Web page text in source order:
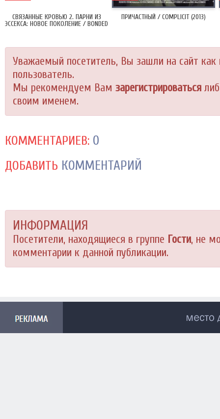
СВЯЗАННЫЕ КРОВЬЮ 2. ПАРНИ ИЗ
ЭССЕКСА: НОВОЕ ПОКОЛЕНИЕ / BONDED
ПРИЧАСТНЫЙ / COMPLICIT (2013)
Уважаемый посетитель, Вы зашли на сайт как
пользователь.
Мы рекомендуем Вам зарегистрироваться
своим именем.
КОММЕНТАРИЕВ: 0
ДОБАВИТЬ КОММЕНТАРИЙ
ИНФОРМАЦИЯ
Посетители, находящиеся в группе Гости, не
комментарии к данной публикации.